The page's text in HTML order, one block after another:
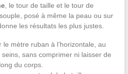
, le tour de taille et le tour de
posé à même la peau ou sur
les résultats les plus justes.
mètre ruban à l’horizontale, au
sans comprimer ni laisser de
du corps.